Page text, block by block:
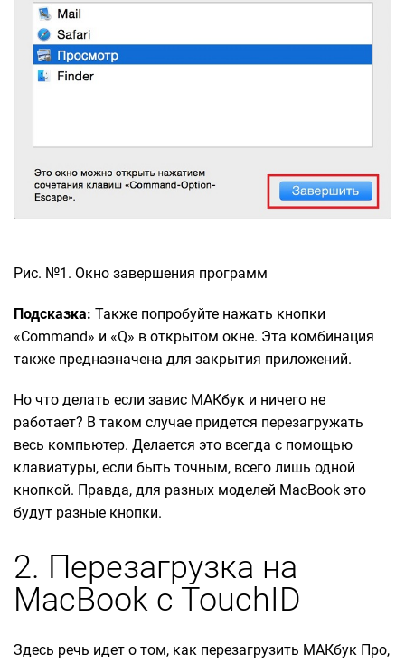
Рис. №1. Окно завершения программ
Подсказка: Также попробуйте нажать кнопки
«Command» и «Q» в открытом окне. Эта комбинация
также предназначена для закрытия приложений.
Но что делать если завис МАКбук и ничего не
работает? В таком случае придется перезагружать
весь компьютер. Делается это всегда с помощью
клавиатуры, если быть точным, всего лишь одной
кнопкой. Правда, для разных моделей MacBook это
будут разные кнопки.
2. Перезагрузка на
MacBook c TouchID
Здесь речь идет о том, как перезагрузить МАКбук Про,